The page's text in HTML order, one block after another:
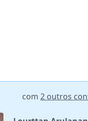
com 2 outros